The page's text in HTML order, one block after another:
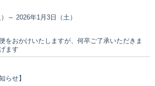
～ 2026年1月3日（土）
をおかけいたしますが、何卒ご了承いただきま
ます
らせ】